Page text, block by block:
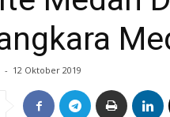
- 12 Oktober 2019